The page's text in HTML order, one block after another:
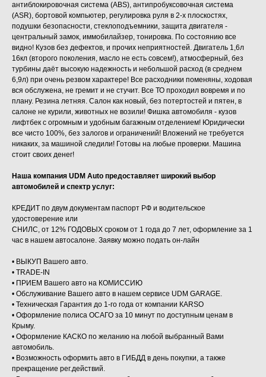
антиблокировочная система (ABS), антипробуксовочная система
(ASR), бортовой компьютер, регулировка руля в 2-х плоскостях,
подушки безопасности, стеклоподъемники, защита двигателя -
центральный замок, иммобилайзер, тонировка. По состоянию все
видно! Кузов без дефектов, и прочих неприятностей. Двигатель 1,6л
16кл (второго поколения, масло не есть совсем!), атмосферный, без
турбины даёт высокую надежность и небольшой расход (в среднем
6,9л) при очень резвом характере! Все расходники поменяны, ходовая
вся обслужена, не гремит и не стучит. Все ТО проходил вовремя и по
плану. Резина летняя. Салон как новый, без потертостей и пятен, в
салоне не курили, животных не возили! Фишка автомобиля - кузов
лифтбек с огромным и удобным багажным отделением! Юридически
все чисто 100%, без залогов и ограничений! Вложений не требуется
никаких, за машиной следили! Готовы на любые проверки. Машина
стоит своих денег!
Наша компания UDМ Аutо предоставляет широкий выбор
автомобилей и спектр услуг:
КРЕДИТ по двум документам паспорт РФ и водительское
удостоверение или
СНИЛС, от 12% ГОДОВЫХ сроком от 1 года до 7 лет, оформление за 1
час в нашем автосалоне. Заявку можно подать он-лайн
• ВЫКУП Вашего авто.
• ТRАDЕ-IN
• ПРИЕМ Вашего авто на КОМИССИЮ
• Обслуживание Вашего авто в нашем сервисе UDМ GАRАGЕ.
• Техническая Гарантия до 1-го года от компании КАRSО
• Оформление полиса ОСАГО за 10 минут по доступным ценам в
Крыму.
• Оформление КАСКО по желанию на любой выбранный Вами
автомобиль.
• Возможность оформить авто в ГИБДД в день покупки, а также
прекращение рег.действий.